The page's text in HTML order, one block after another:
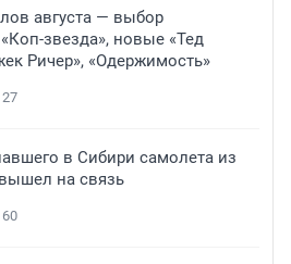
августа — выбор
звезда», новые «Тед
Ричер», «Одержимость»
27
в Сибири самолета из
на связь
60